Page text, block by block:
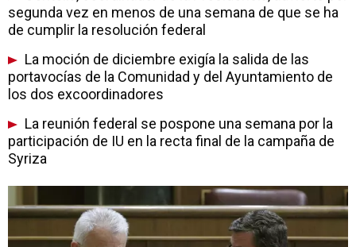
segunda vez en menos de una semana de que se ha
de cumplir la resolución federal
La moción de diciembre exigía la salida de las
portavocías de la Comunidad y del Ayuntamiento de
los dos excoordinadores
La reunión federal se pospone una semana por la
participación de IU en la recta final de la campaña de
Syriza